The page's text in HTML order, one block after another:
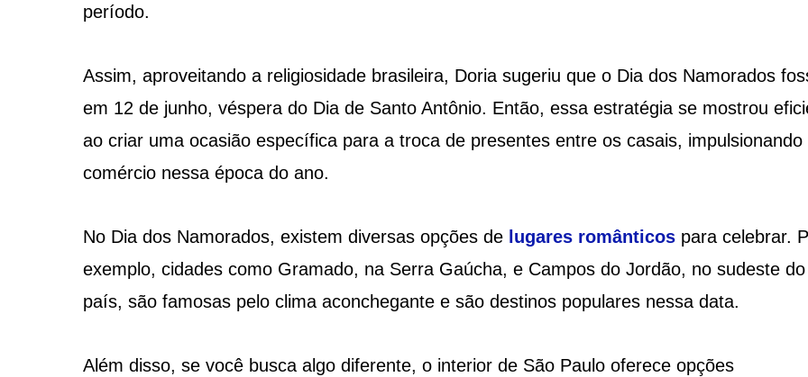
período.
Assim, aproveitando a religiosidade brasileira, Doria sugeriu que o Dia dos Namorados
em 12 de junho, véspera do Dia de Santo Antônio. Então, essa estratégia se mostrou
ao criar uma ocasião específica para a troca de presentes entre os casais, impulsionando
comércio nessa época do ano.
No Dia dos Namorados, existem diversas opções de lugares românticospara celebrar.
exemplo, cidades como Gramado, na Serra Gaúcha, e Campos do Jordão, no sudeste do
país, são famosas pelo clima aconchegante e são destinos populares nessa data.
Além disso, se você busca algo diferente, o interior de São Paulo oferece opções